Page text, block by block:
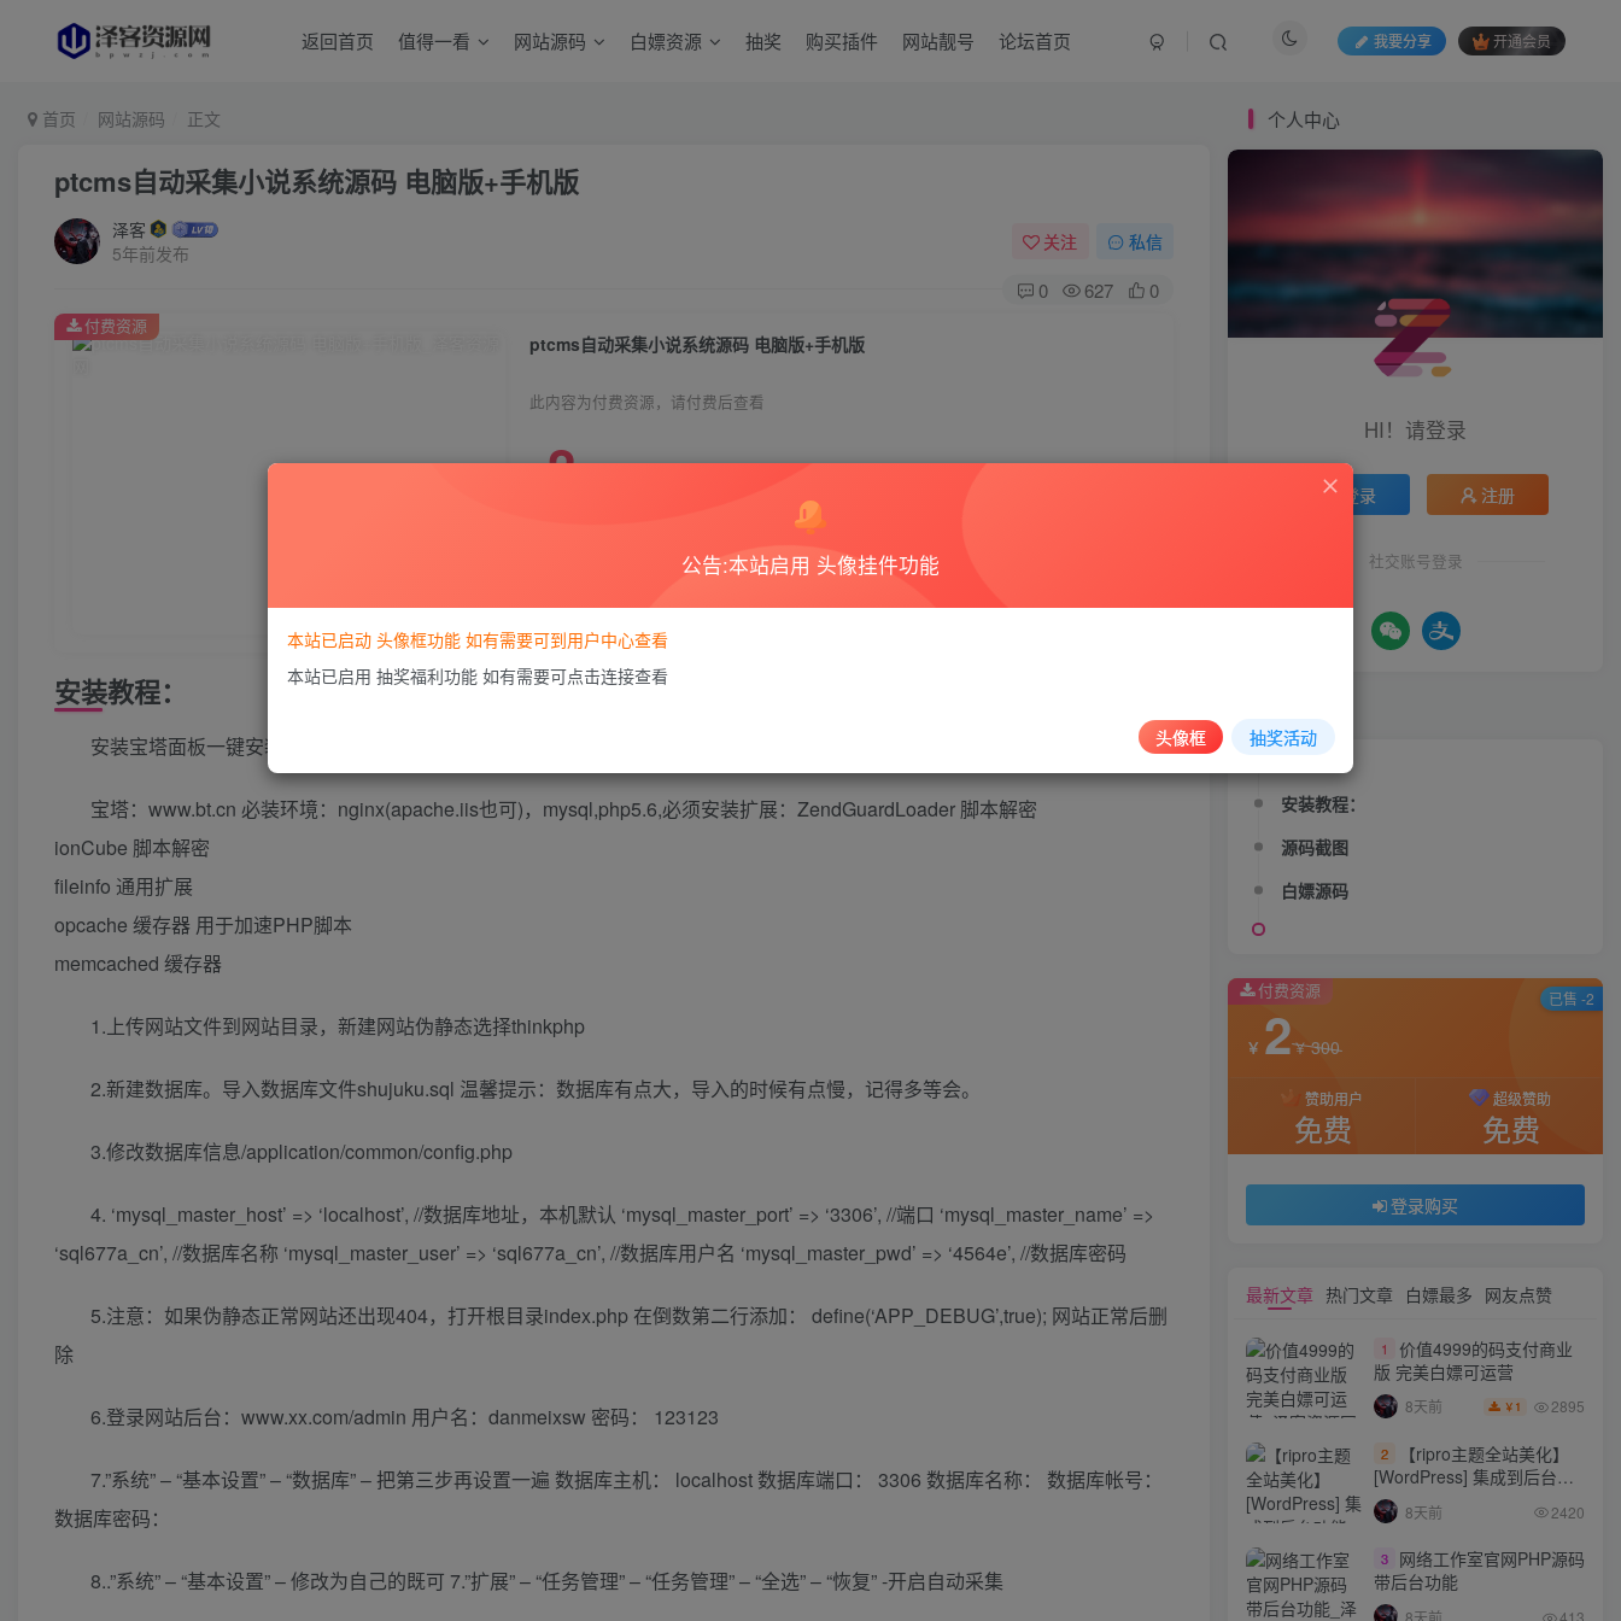
返回首页 值得一看 网站源码 白嫖资源 抽奖 购买插件 网站靓号 论坛首页 我要分享 开通会员
首页 网站源码 正文
ptcms自动采集小说系统源码 电脑版+手机版
泽客
5年前发布
关注 私信
0 627 0
ptcms自动采集小说系统源码 电脑版+手机版
此内容为付费资源，请付费后查看
2
免费
登录购买
付费资源
安装教程：
安装宝塔面板一键安装环境
宝塔：www.bt.cn 必装环境：nginx(apache.iis也可)，mysql,php5.6,必须安装扩展：ZendGuardLoader 脚本解密
ionCube 脚本解密
fileinfo 通用扩展
opcache 缓存器 用于加速PHP脚本
memcached 缓存器
1.上传网站文件到网站目录，新建网站伪静态选择thinkphp
2.新建数据库。导入数据库文件shujuku.sql 温馨提示：数据库有点大，导入的时候有点慢，记得多等会。
3.修改数据库信息/application/common/config.php
4. ‘mysql_master_host’ => ‘localhost’, //数据库地址，本机默认 ‘mysql_master_port’ => ‘3306’, //端口 ‘mysql_master_name’ =>
‘sql677a_cn’, //数据库名称 ‘mysql_master_user’ => ‘sql677a_cn’, //数据库用户名 ‘mysql_master_pwd’ => ‘4564e’, //数据库密码
5.注意：如果伪静态正常网站还出现404，打开根目录index.php 在倒数第二行添加： define(‘APP_DEBUG’,true); 网站正常后删
除
6.登录网站后台：www.xx.com/admin 用户名：danmeixsw 密码： 123123
7.”系统” – “基本设置” – “数据库” – 把第三步再设置一遍 数据库主机： localhost 数据库端口： 3306 数据库名称： 数据库帐号：
数据库密码：
8..”系统” – “基本设置” – 修改为自己的既可 7.”扩展” – “任务管理” – “任务管理” – “全选” – “恢复” -开启自动采集
个人中心
HI！请登录
登录 注册
社交账号登录
安装教程：
源码截图
白嫖源码
付费资源
￥ 2￥300
赞助用户
免费
超级赞助
免费
登录购买
已售 -2
最新文章 热门文章 白嫖最多 网友点赞
1
价值4999的码支付商业
版 完美白嫖可运营
8天前 ￥ 1 2895
2
【ripro主题全站美化】
[WordPress] 集成到后台功
能的全站美化包
WordPress…
8天前 2420
3
网络工作室官网PHP源码
带后台功能
8天前 413
公告:本站启用 头像挂件功能
本站已启动 头像框功能 如有需要可到用户中心查看
本站已启用 抽奖福利功能 如有需要可点击连接查看
头像框 抽奖活动